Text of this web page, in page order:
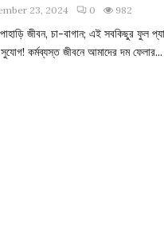
23, 2024 0 982
পাহাড়ি জীবন, চা-বাগান; এই সবকিছুর ফুল
কর্মব্যস্ত জীবনে আমাদের দম ফেলার...